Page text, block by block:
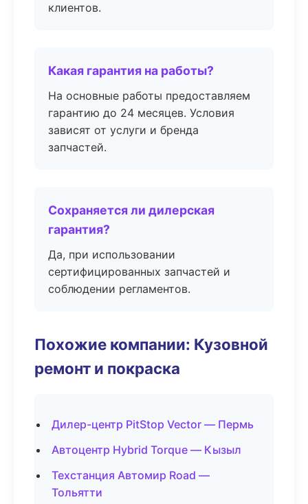
клиентов.
Какая гарантия на работы?
На основные работы предоставляем
гарантию до 24 месяцев. Условия
зависят от услуги и бренда
запчастей.
Сохраняется ли дилерская
гарантия?
Да, при использовании
сертифицированных запчастей и
соблюдении регламентов.
Похожие компании: Кузовной
ремонт и покраска
Дилер-центр PitStop Vector — Пермь
Автоцентр Hybrid Torque — Кызыл
Техстанция Автомир Road —
Тольятти